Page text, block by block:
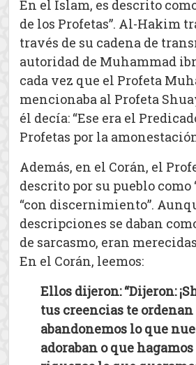
En el Islam, es descrito
de los Profetas”. Al-Hakim
través de su cadena de
autoridad de Muhammad
cada vez que el Profeta
mencionaba al Profeta
él decía: “Ese era el
Profetas por la
Además, en el Corán, el
descrito por su pueblo como
“con discernimiento”.
descripciones se daban
de sarcasmo, eran
En el Corán, leemos:
Ellos dijeron: “Dijeron:
tus creencias te
abandonemos lo que
adoraban o que